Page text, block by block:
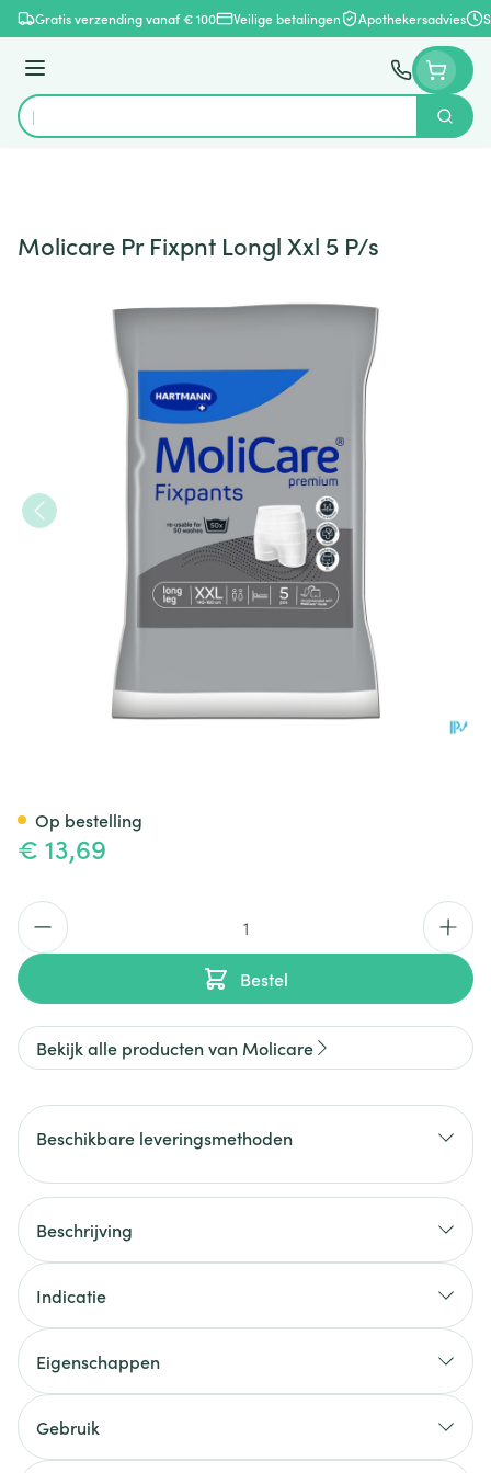
Ga naar de inhoud
Gratis verzending vanaf € 100 Veilige betalingen Apothekersadvies
Menu
Product, merk, categorie...
Zoek
Molicare Pr Fixpnt Longl Xxl 5 P/s
€ 13,69
Aantal
Bestel
Op bestelling
Bekijk alle producten van Molicare
Beschikbare leveringsmethoden
Beschrijving
Indicatie
Eigenschappen
Gebruik